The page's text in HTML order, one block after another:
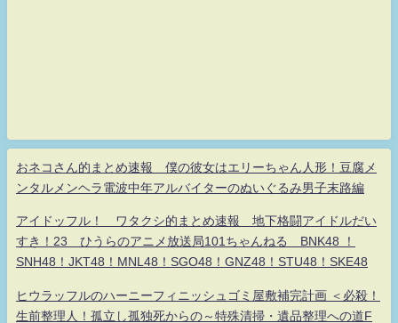
おネコさん的まとめ速報 僕の彼女はエリーちゃん人形！豆腐メ
ンタルメンヘラ電波中年アルバイターのぬいぐるみ男子末路編
アイドッフル！ ワタクシ的まとめ速報 地下格闘アイドルだい
すき！23 ひうらのアニメ放送局101ちゃんねる BNK48 ！
SNH48！JKT48！MNL48！SGO48！GNZ48！STU48！SKE48
ヒウラッフルのハーニーフィニッシュゴミ屋敷補完計画 ＜必殺！
生前整理人！孤立し孤独死からの～特殊清掃・遺品整理への道F